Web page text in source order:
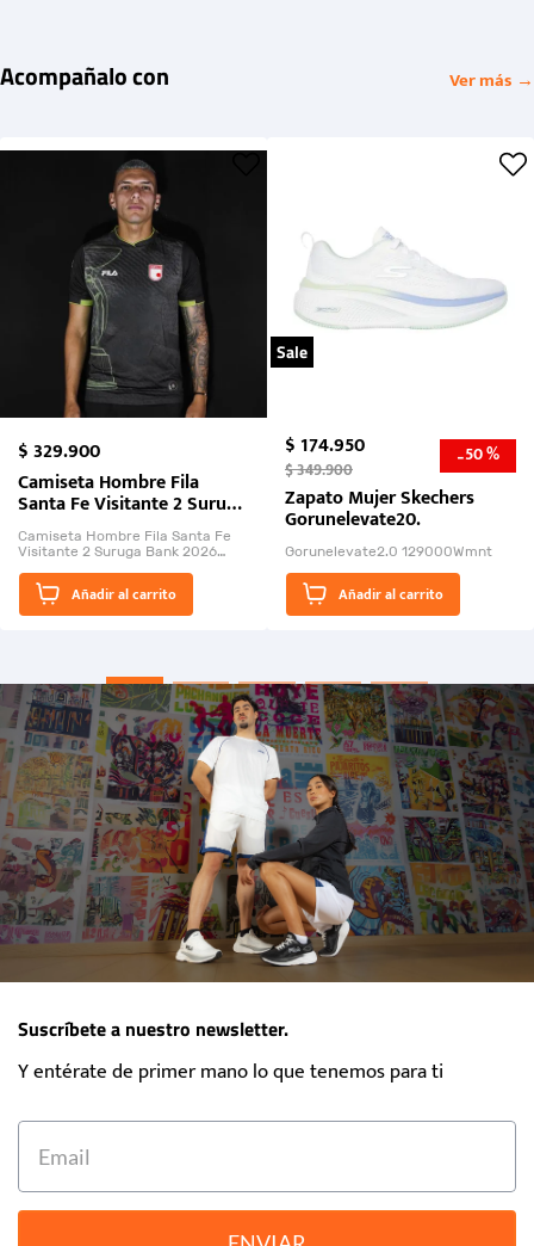
Acompañalo con Ver más →
$329.900
Camiseta Hombre Fila
Santa Fe Visitante 2 Suruga
Bank 2026
Camiseta Hombre Fila Santa Fe
Visitante 2 Suruga Bank 2026
El Rugido del Sol Naciente:
“Primeros para la Et...
Añadir al carrito
Sale
$174.950
$349.900 -50 %
Zapato Mujer Skechers
Gorunelevate20.
Gorunelevate2.0 129000Wmnt
Añadir al carrito
Suscríbete a nuestro newsletter.
Y entérate de primer mano lo que tenemos para ti